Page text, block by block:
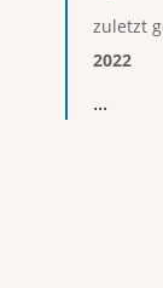
zuletzt
2022
...